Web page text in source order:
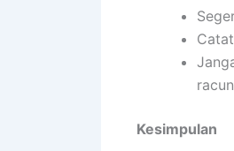
Kesimpulan